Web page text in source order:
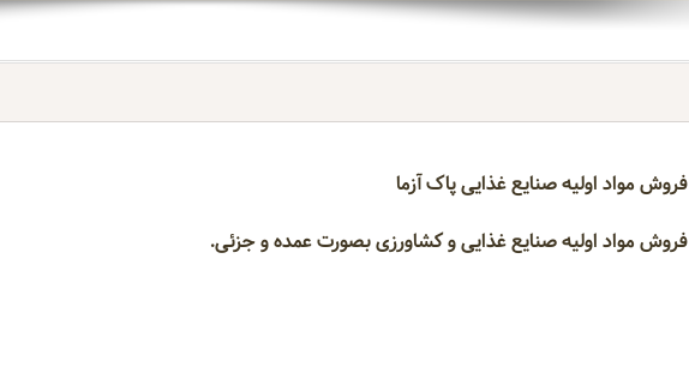
فروش مواد اولیه صنایع غذایی پاک آزما
فروش مواد اولیه صنایع غذایی و کشاورزی بصورت عمده و جزئی.